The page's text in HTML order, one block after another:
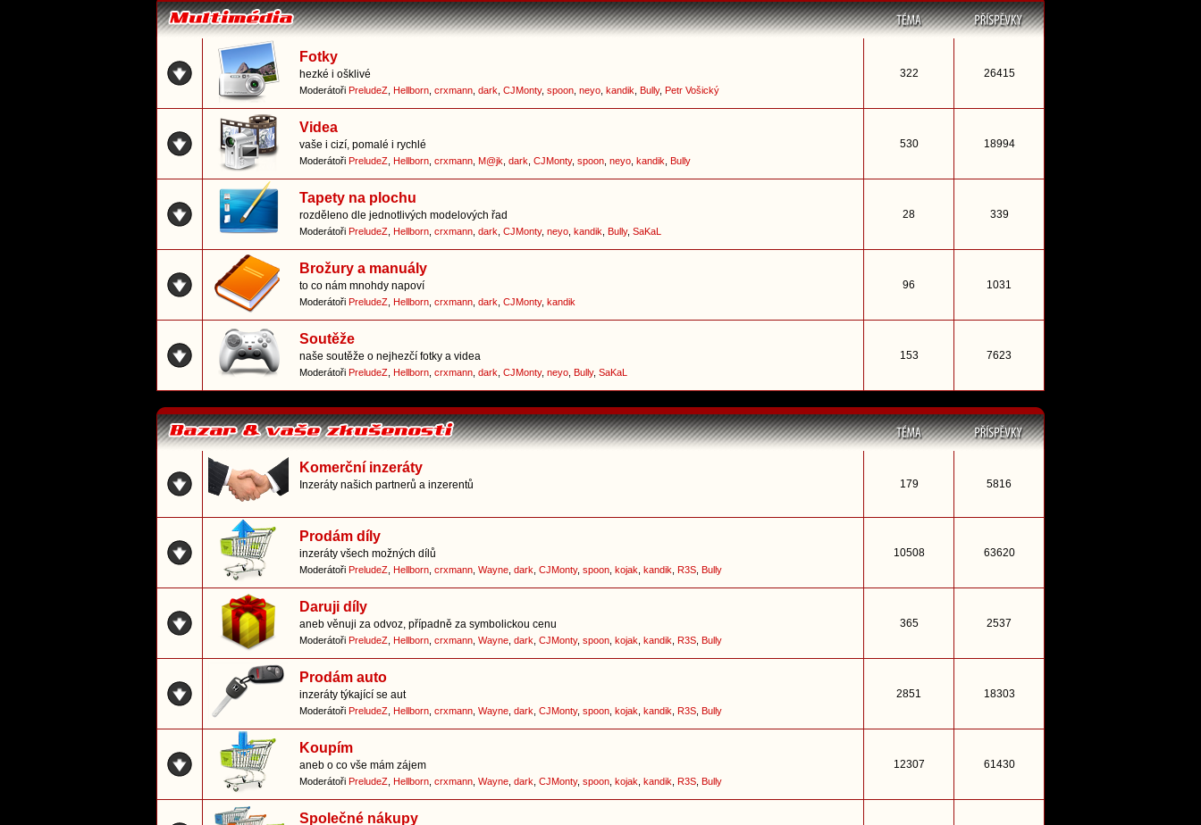
Fotky
hezké i ošklivé
Moderátoři PreludeZ Hellborn crxmann dark CJMonty, spoon neyo kandik Bully, Petr Vošický
322 26415
Videa
vaše i cizí, pomalé i rychlé
Moderátoři PreludeZ Hellborn crxmann M@jk dark CJMonty, spoon neyo kandik Bully
530 18994
Tapety na plochu
rozděleno dle jednotlivých modelových řad
Moderátoři PreludeZ Hellborn crxmann dark CJMonty, neyo kandik Bully, SaKaL
28 339
Brožury a manuály
to co nám mnohdy napoví
Moderátoři PreludeZ Hellborn crxmann dark CJMonty, kandik
96 1031
Soutěže
naše soutěže o nejhezčí fotky a videa
Moderátoři PreludeZ Hellborn crxmann dark CJMonty, neyo Bully, SaKaL
153 7623
Komerční inzeráty
Inzeráty našich partnerů a inzerentů 179 5816
Prodám díly
inzeráty všech možných dílů
Moderátoři PreludeZ Hellborn crxmann Wayne dark CJMonty, spoon kojak kandik R3S Bully
10508 63620
Daruji díly
aneb věnuji za odvoz, případně za symbolickou cenu
Moderátoři PreludeZ Hellborn crxmann Wayne dark CJMonty, spoon kojak kandik R3S Bully
365 2537
Prodám auto
inzeráty týkající se aut
Moderátoři PreludeZ Hellborn crxmann Wayne dark CJMonty, spoon kojak kandik R3S Bully
2851 18303
Koupím
aneb o co vše mám zájem
Moderátoři PreludeZ Hellborn crxmann Wayne dark CJMonty, spoon kojak kandik R3S Bully
12307 61430
Společné nákupy